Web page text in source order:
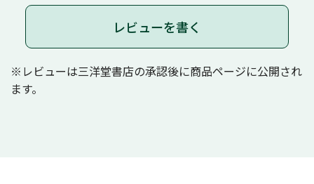
レビューを書く
※レビューは三洋堂書店の承認後に商品ページに公開され
ます。